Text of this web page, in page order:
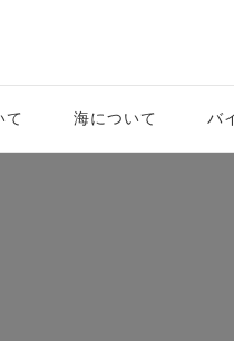
て 海について バ